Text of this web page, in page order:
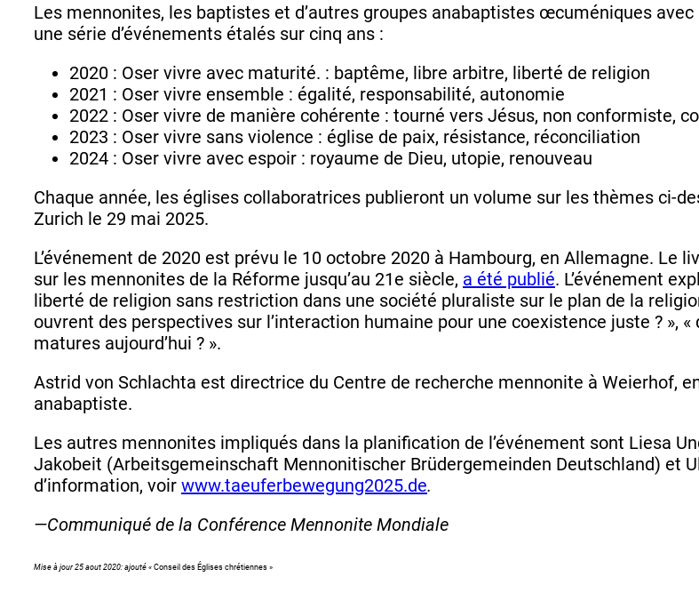
Les mennonites, les baptistes et d’autres groupes anabaptistes œcuméniques
une série d’événements étalés sur cinq ans :
2020 : Oser vivre avec maturité. : baptême, libre arbitre, liberté de religion
2021 : Oser vivre ensemble : égalité, responsabilité, autonomie
2022 : Oser vivre de manière cohérente : tourné vers Jésus, non conformiste,
2023 : Oser vivre sans violence : église de paix, résistance, réconciliation
2024 : Oser vivre avec espoir : royaume de Dieu, utopie, renouveau
Chaque année, les églises collaboratrices publieront un volume sur les thèmes ci-
Zurich le 29 mai 2025.
L’événement de 2020 est prévu le 10 octobre 2020 à Hambourg, en Allemagne.
sur les mennonites de la Réforme jusqu’au 21e siècle, a été publié. L’événement
liberté de religion sans restriction dans une société pluraliste sur le plan de la
ouvrent des perspectives sur l’interaction humaine pour une coexistence juste ? »,
matures aujourd’hui ? ».
Astrid von Schlachta est directrice du Centre de recherche mennonite à Weierhof,
anabaptiste.
Les autres mennonites impliqués dans la planification de l’événement sont Liesa
Jakobeit (Arbeitsgemeinschaft Mennonitischer Brüdergemeinden Deutschland) et
d’information, voir www.taeuferbewegung2025.de.
—Communiqué de la Conférence Mennonite Mondiale
Mise à jour 25 aout 2020: ajouté « Conseil des Églises chrétiennes »